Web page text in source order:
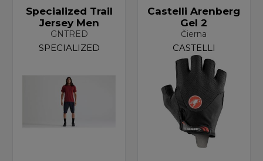
Specialized Trail
Jersey Men
GNTRED
SPECIALIZED
Castelli Arenberg
Gel 2
Čierna
CASTELLI